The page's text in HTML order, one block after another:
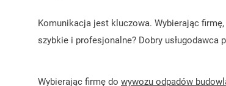
Komunikacja jest kluczowa. Wybierając
szybkie i profesjonalne? Dobry
Wybierając firmę do wywozu odpadów